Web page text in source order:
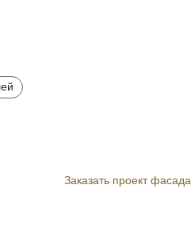
Заказать проект фасада